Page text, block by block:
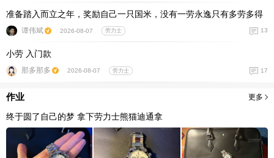
准备踏入而立之年，奖励自己一只国米，没有一劳永逸只有多劳多得
谭伟斌 2026-08-07 劳力士 13
小劳 入门款
那多那多 2026-08-07 劳力士 17
作业 更多
终于圆了自己的梦 拿下劳力士熊猫迪通拿